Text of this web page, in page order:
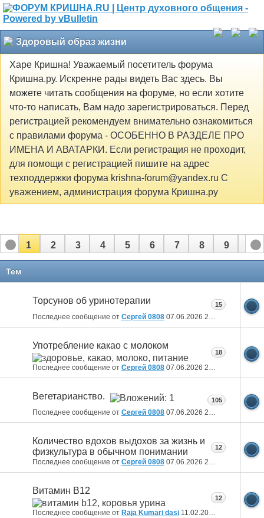
Здоровый образ жизни
Харе Кришна! Уважаемый посетитель форума
Кришна.ру. Искренне рады видеть Вас здесь. Вы
можете читать сообщения на форуме, но если хотите
что-то написать, Вам надо зарегистрироваться. Перед
регистрацией рекомендуем внимательно ознакомиться
с правилами форума - ОСОБЕННО В РАЗДЕЛЕ ПРО
ИМЕНА И АВАТАРКИ. Если регистрация не проходит,
для помощи с регистрацией пишите на адрес
техподдержки форума krishna-forum@yandex.ru С
уважением, администрация форума Кришна.ру
1 2 3 4 5 6 7 8 9 10
Тем
Торсунов об уринотерапии
Последнее сообщение от Сергей 0808 07.06.2026 20:36
15
Употребление какао с молоком
Последнее сообщение от Сергей 0808 07.06.2026 20:32
18
Вегетарианство.
Последнее сообщение от Сергей 0808 07.06.2026 20:24
105
Количество вдохов выдохов за жизнь и
физкультура в обычном понимании
Последнее сообщение от Сергей 0808 07.06.2026 20:20
12
Витамин B12
Последнее сообщение от Raja Kumari dasi 11.02.2025
12